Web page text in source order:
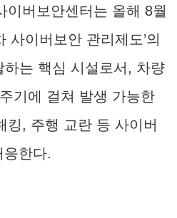
이버보안센터는 올해 8월
사이버보안 관리제도’의
하는 핵심 시설로서, 차량
기에 걸쳐 발생 가능한
킹, 주행 교란 등 사이버
응한다.